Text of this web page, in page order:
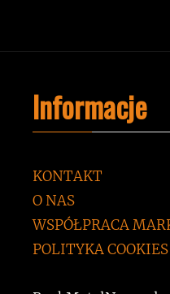
Informacje
KONTAKT
O NAS
WSPÓŁPRACA
POLITYKA COOKIES